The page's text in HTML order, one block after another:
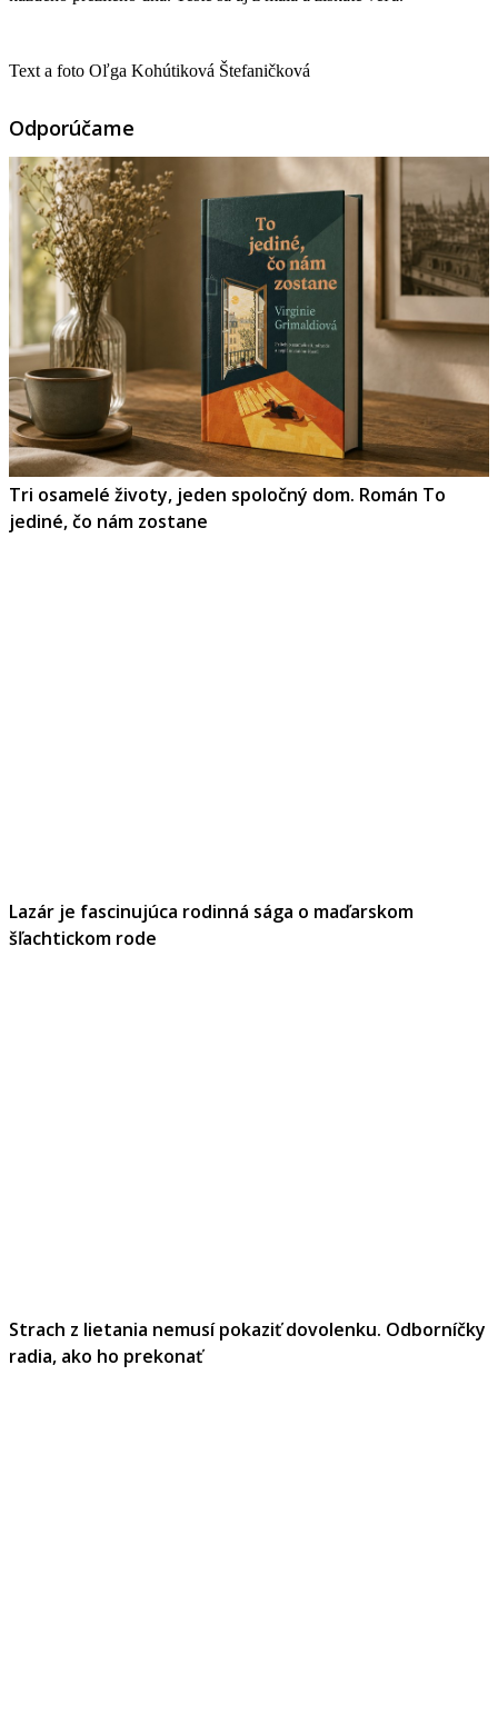
Text a foto Oľga Kohútiková Štefaničková
Odporúčame
Tri osamelé životy, jeden spoločný dom. Román To
jediné, čo nám zostane
Lazár je fascinujúca rodinná sága o maďarskom
šľachtickom rode
Strach z lietania nemusí pokaziť dovolenku. Odborníčky
radia, ako ho prekonať